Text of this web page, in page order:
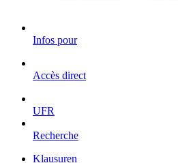
Infos pour
Accès direct
UFR
Recherche
Klausuren